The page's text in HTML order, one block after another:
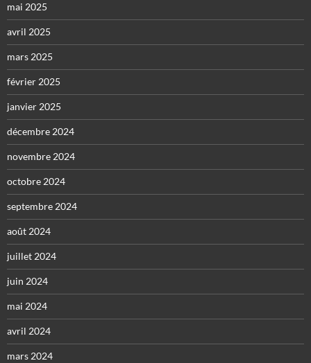
mai 2025
avril 2025
mars 2025
février 2025
janvier 2025
décembre 2024
novembre 2024
octobre 2024
septembre 2024
août 2024
juillet 2024
juin 2024
mai 2024
avril 2024
mars 2024